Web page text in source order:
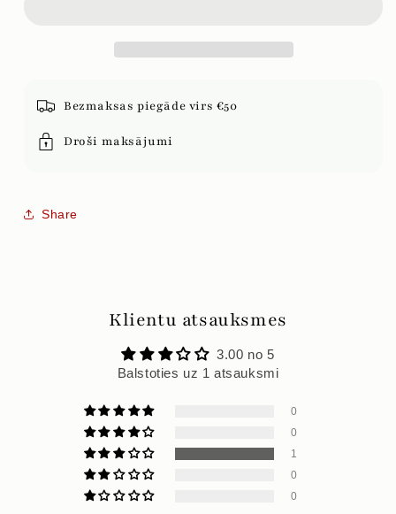
Bezmaksas piegāde virs €50
Droši maksājumi
Share
Klientu atsauksmes
3.00 no 5
Balstoties uz 1 atsauksmi
0
0
1
0
0